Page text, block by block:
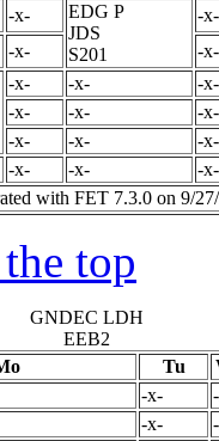
-x- EDG P
JDS
S201
-x-
-x- -x-
-x- -x- -x-
-x- -x- -x-
-x- -x- -x-
-x- -x- -x-
with FET 7.3.0 on 9/
top
GNDEC LDH
EEB2
Tu
-x-
-x-